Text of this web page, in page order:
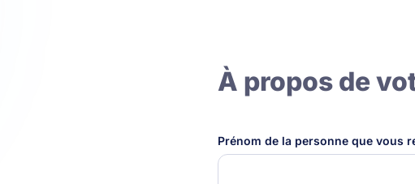
À propos de
Prénom de la personne que vous